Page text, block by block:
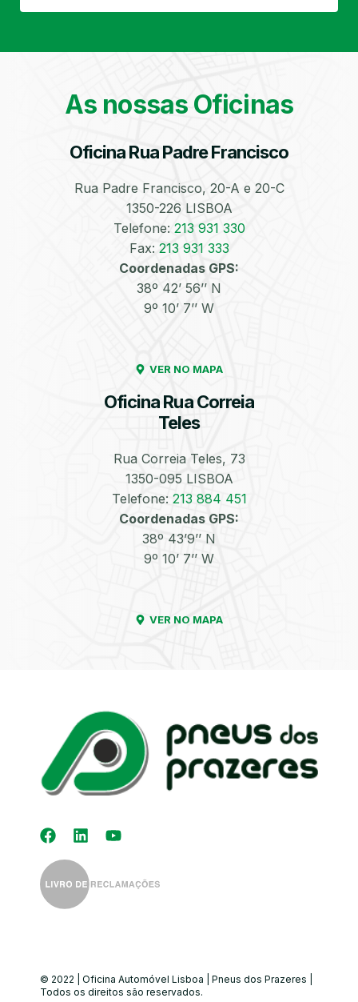
As nossas Oficinas
Oficina Rua Padre Francisco
Rua Padre Francisco, 20-A e 20-C
1350-226 LISBOA
Telefone: 213 931 330
Fax: 213 931 333
Coordenadas GPS:
38º 42’ 56’’ N
9º 10’ 7’’ W
VER NO MAPA
Oficina Rua Correia
Teles
Rua Correia Teles, 73
1350-095 LISBOA
Telefone: 213 884 451
Coordenadas GPS:
38º 43’9’’ N
9º 10’ 7’’ W
VER NO MAPA
© 2022 | Oficina Automóvel Lisboa | Pneus dos Prazeres |
Todos os direitos são reservados.
Filtro de Partículas Óleos
Bate-Chapas
Higienização e
Automóvel
Equilibragem das
Rodas
Desempeno de
Jantes
Kit Distribuição
Diagnóstico